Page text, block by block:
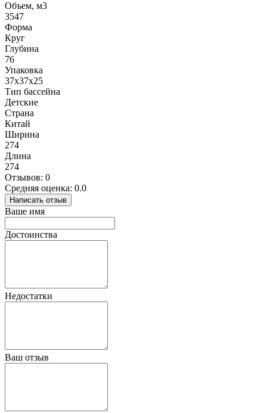
Объем, м3
3547
Форма
Круг
Глубина
76
Упаковка
37x37x25
Тип бассейна
Детские
Страна
Китай
Ширина
274
Длина
274
Отзывов: 0
Средняя оценка: 0.0
Написать отзыв
Ваше имя
Достоинства
Недостатки
Ваш отзыв